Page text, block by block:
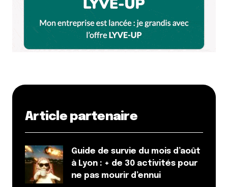
Article partenaire
Guide de survie du mois d’août
à Lyon : + de 30 activités pour
ne pas mourir d’ennui